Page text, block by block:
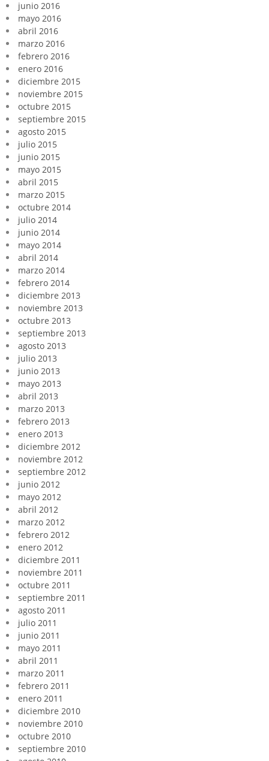
junio 2016
mayo 2016
abril 2016
marzo 2016
febrero 2016
enero 2016
diciembre 2015
noviembre 2015
octubre 2015
septiembre 2015
agosto 2015
julio 2015
junio 2015
mayo 2015
abril 2015
marzo 2015
octubre 2014
julio 2014
junio 2014
mayo 2014
abril 2014
marzo 2014
febrero 2014
diciembre 2013
noviembre 2013
octubre 2013
septiembre 2013
agosto 2013
julio 2013
junio 2013
mayo 2013
abril 2013
marzo 2013
febrero 2013
enero 2013
diciembre 2012
noviembre 2012
septiembre 2012
junio 2012
mayo 2012
abril 2012
marzo 2012
febrero 2012
enero 2012
diciembre 2011
noviembre 2011
octubre 2011
septiembre 2011
agosto 2011
julio 2011
junio 2011
mayo 2011
abril 2011
marzo 2011
febrero 2011
enero 2011
diciembre 2010
noviembre 2010
octubre 2010
septiembre 2010